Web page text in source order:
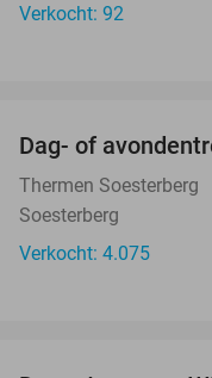
Verkocht: 92
Dag- of
Thermen Soesterberg
Soesterberg
Verkocht: 4.075